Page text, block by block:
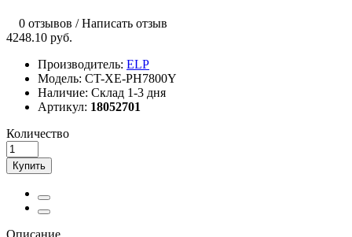
0 отзывов /Написать отзыв
4248.10 руб.
Производитель: ELP
Модель: CT-XE-PH7800Y
Наличие: Склад 1-3 дня
Артикул: 18052701
Количество
Купить
Описание